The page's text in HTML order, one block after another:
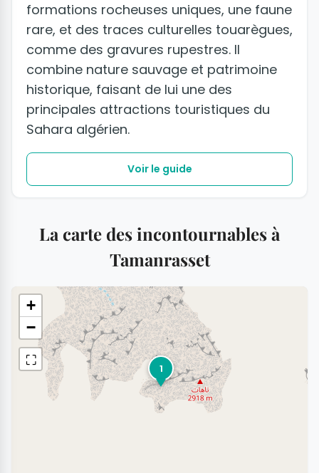
formations rocheuses uniques, une faune
rare, et des traces culturelles touarègues,
comme des gravures rupestres. Il
combine nature sauvage et patrimoine
historique, faisant de lui une des
principales attractions touristiques du
Sahara algérien.
Voir le guide
La carte des incontournables à
Tamanrasset
1
+
−
⛶